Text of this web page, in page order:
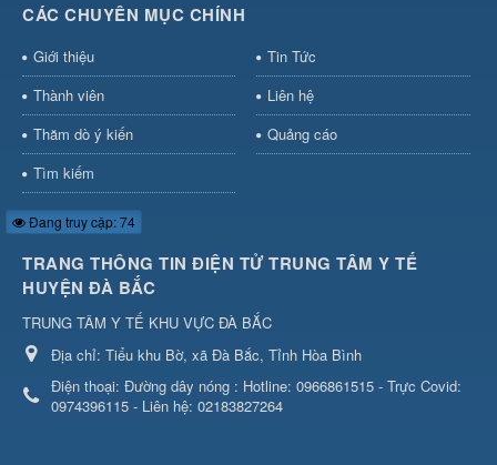
CÁC CHUYÊN MỤC CHÍNH
Giới thiệu
Tin Tức
Thành viên
Liên hệ
Thăm dò ý kiến
Quảng cáo
Tìm kiếm
Đang truy cập: 74
TRANG THÔNG TIN ĐIỆN TỬ TRUNG TÂM Y TẾ
HUYỆN ĐÀ BẮC
TRUNG TÂM Y TẾ KHU VỰC ĐÀ BẮC
Địa chỉ: Tiểu khu Bờ, xã Đà Bắc, Tỉnh Hòa Bình
Điện thoại: Đường dây nóng : Hotline: 0966861515 - Trực Covid:
0974396115 - Liên hệ: 02183827264